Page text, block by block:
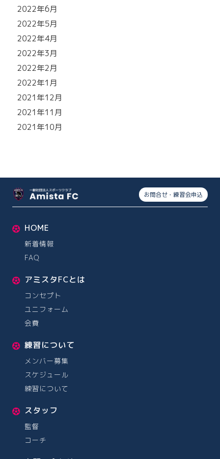
2022年6月
2022年5月
2022年4月
2022年3月
2022年2月
2022年1月
2021年12月
2021年11月
2021年10月
お問合せ・練習会申込
HOME
新着情報
FAQ
アミスタFCとは
コンセプト
ユニフォーム
会費
練習について
メンバー募集
スケジュール
練習について
スタッフ
監督
コーチ